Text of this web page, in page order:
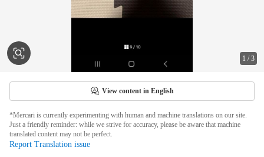
1 /3
View content in English
*Mercari is currently experimenting with human and machine translations on our site.
Just a friendly reminder: while we strive for accuracy, please be aware that machine
translated content may not be perfect.
Report Translation issue